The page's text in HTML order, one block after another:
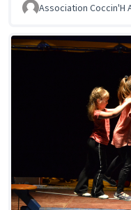
Association Coccin'H